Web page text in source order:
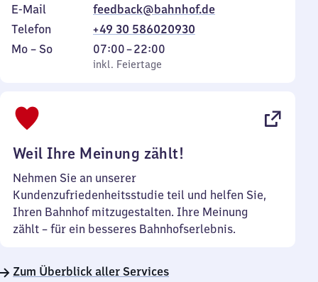
E-Mail
feedback@bahnhof.de
Telefon
+49 30 586020930
Montag
Mo – So,
inkl. Feiertage
07:00–22:00
Von
7
inkl. Feiertage
Weil Ihre Meinung zählt!
Nehmen Sie an unserer
Kundenzufriedenheitsstudie teil und helfen Sie,
Ihren Bahnhof mitzugestalten. Ihre Meinung
zählt – für ein besseres Bahnhofserlebnis.
Zum Überblick aller Services